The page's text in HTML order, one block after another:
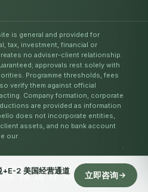
2 美国经营通道 立即咨询
is general and provided for
tax, investment, financial or
no adviser-client relationship.
approvals rest solely with
Programme thresholds, fees
verify them against official
Company formation, corporate
are provided as information
does not incorporate entities,
assets, and no bank account
our
All rights reserved. 2026
EN DE IT AR ES RU ZH